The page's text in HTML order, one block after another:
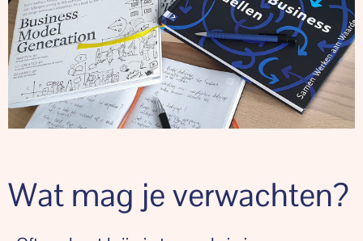
Wat mag je verwachten?